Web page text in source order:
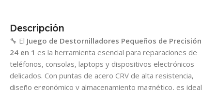
Descripción
🔧 El Juego de Destornilladores Pequeños de Precisión
24 en 1 es la herramienta esencial para reparaciones de
teléfonos, consolas, laptops y dispositivos electrónicos
delicados. Con puntas de acero CRV de alta resistencia,
diseño ergonómico y almacenamiento magnético, es ideal